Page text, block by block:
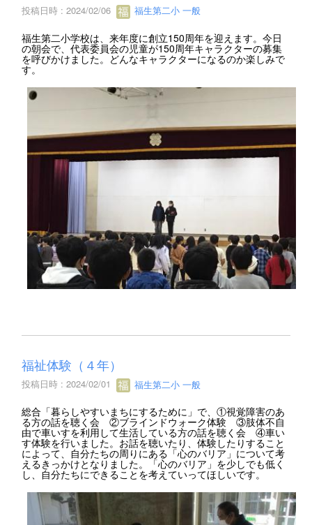
投稿日時 : 2024/02/06 福生第二小 一般
福生第二小学校は、来年度に創立150周年を迎えます。今日
の朝会で、代表委員会の児童が150周年キャラクターの募集
を呼びかけました。どんなキャラクターになるのか楽しみで
す。
福祉体験（４年）
投稿日時 : 2024/02/01 福生第二小 一般
総合「暮らしやすいまちにするために」で、①視覚障害のあ
る方の話を聴く会 ②ブラインドウォーク体験 ③肢体不自
由で車いすを利用して生活している方の話を聴く会 ④車い
す体験を行いました。お話を聴いたり、体験したりすること
によって、自分たちの周りにある「心のバリア」について考
えるきっかけとなりました。「心のバリア」を少しでも低く
し、自分たちにできることを考えていってほしいです。